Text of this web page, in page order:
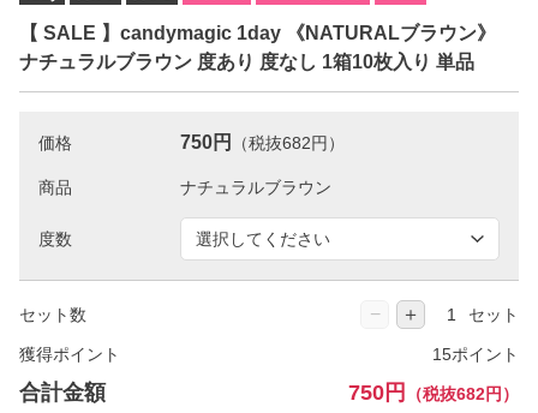
【 SALE 】candymagic 1day 《NATURALブラウン》
ナチュラルブラウン 度あり 度なし 1箱10枚入り 単品
価格 750円 （税抜682円）
商品
度数
セット数 − ＋ セット
獲得ポイント 15ポイント
合計金額 750円 （税抜682円）